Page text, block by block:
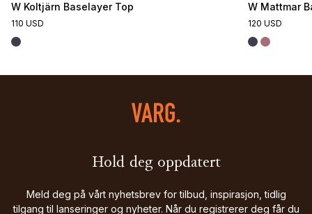
W Koltjärn Baselayer Top
110 USD
W Mattmar
120 USD
Hold deg oppdatert
Meld deg på vårt nyhetsbrev for tilbud, inspirasjon, tidlig
tilgang til lanseringer og nyheter. Når du registrerer deg får du